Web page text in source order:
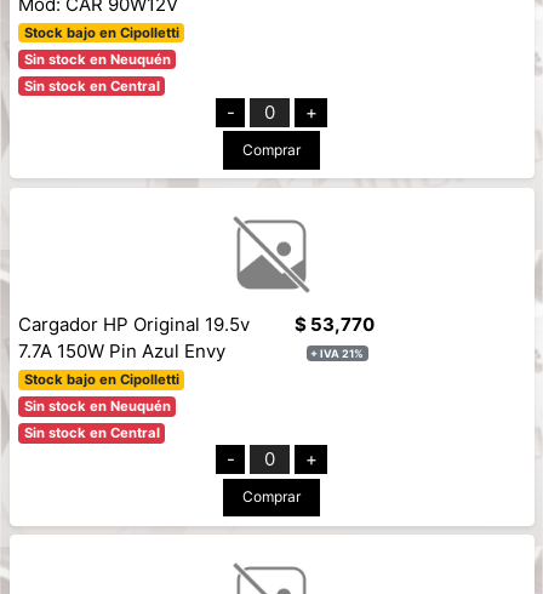
Stock bajo en Cipolletti
Sin stock en Neuquén
Sin stock en Central
- 0 +
Comprar
Cargador HP Original 19.5v
7.7A 150W Pin Azul Envy
Stock bajo en Cipolletti
Sin stock en Neuquén
Sin stock en Central
$ 53,770
+ IVA 21%
- 0 +
Comprar